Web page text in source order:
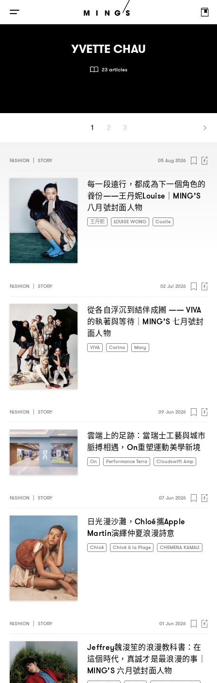
YVETTE CHAU
23 articles
1 2 3
FASHION STORY 05 Aug 2026
每一段遠行 ， 都成為下一個角色的
養份——王丹妮Louise｜MING’S
八月號封面人物
王丹妮 LOUISE WONG Coolie
FASHION STORY 02 Jul 2026
從各自浮沉到結伴成團 —— VIVA
的執著與等待｜MING’S七月號封
面人物
VIVA Carina Macy
FASHION STORY 09 Jun 2026
雲端上的足跡： 當瑞士工藝與城市
脈搏相遇 ，On重塑運動美學新境
On Performance Terra Cloudswift Amp
FASHION STORY 07 Jun 2026
日光漫沙灘 ，Chloé攜Apple
Martin演繹仲夏浪漫詩意
Chloé Chloé à la Plage CHEMENA KAMALI
FASHION STORY 01 Jun 2026
Jeffrey魏浚笙的浪漫教科書 ：在
這個時代 ， 真誠才是最浪漫的事
MING’S 六月號封面人物